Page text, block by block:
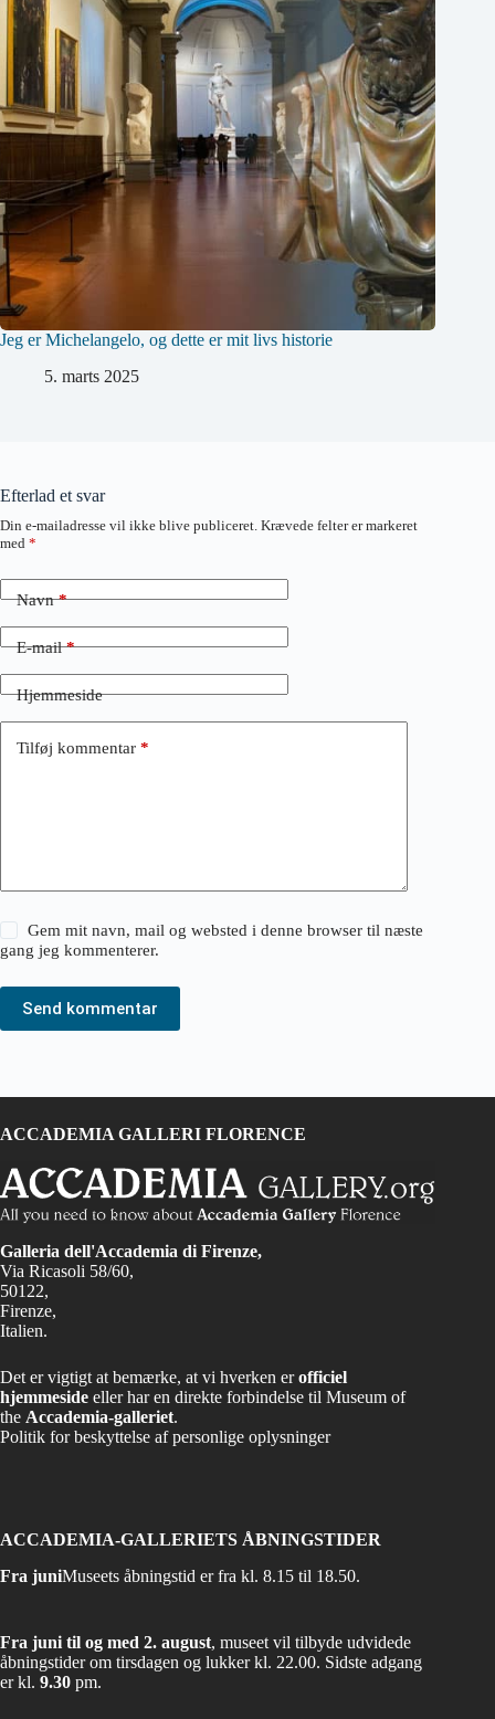
Jeg er Michelangelo, og dette er mit livs historie
5. marts 2025
Efterlad et svar
Din e-mailadresse vil ikke blive publiceret. Krævede felter er markeret
med *
Navn*
E-mail*
Hjemmeside
Tilføj kommentar *
Gem mit navn, mail og websted i denne browser til næste
gang jeg kommenterer.
Send kommentar
ACCADEMIA GALLERI FLORENCE
Galleria dell'Accademia di Firenze,
Via Ricasoli 58/60,
50122,
Firenze,
Italien.
Det er vigtigt at bemærke, at vi hverken erofficiel
hjemmeside eller har en direkte forbindelse til Museum of
the Accademia-galleriet.
Politik for beskyttelse af personlige oplysninger
ACCADEMIA-GALLERIETS ÅBNINGSTIDER
Fra juniMuseets åbningstid er fra kl. 8.15 til 18.50.
Fra juni til og med 2. august, museet vil tilbyde udvidede
åbningstider om tirsdagen og lukker kl. 22.00. Sidste adgang
er kl. 9.30 pm.